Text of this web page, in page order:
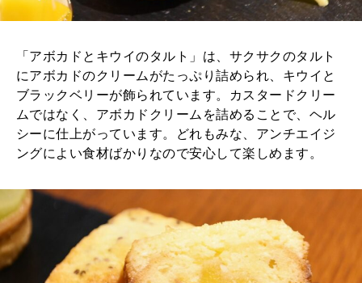
「アボカドとキウイのタルト」は、サクサクのタルト
にアボカドのクリームがたっぷり詰められ、キウイと
ブラックベリーが飾られています。カスタードクリー
ムではなく、アボカドクリームを詰めることで、ヘル
シーに仕上がっています。どれもみな、アンチエイジ
ングによい食材ばかりなので安心して楽しめます。